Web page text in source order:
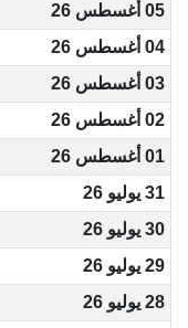
05 أغسطس 26
04 أغسطس 26
03 أغسطس 26
02 أغسطس 26
01 أغسطس 26
31 يوليو 26
30 يوليو 26
29 يوليو 26
28 يوليو 26